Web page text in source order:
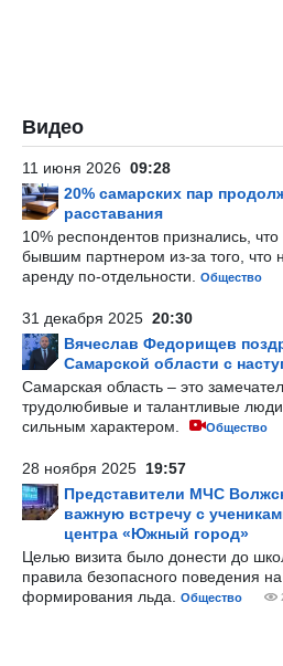
Видео
11 июня 2026 09:28
20% самарских пар
расставания
10% респондентов признались,
бывшим партнером из-за того, что
аренду по-отдельности.
Общество
31 декабря 2025 20:30
Вячеслав Федорищев
Самарской области с
Самарская область – это
трудолюбивые и талантливые
сильным характером.
Общество
28 ноября 2025 19:57
Представители МЧС
важную встречу с
центра «Южный город»
Целью визита было донести до
правила безопасного поведения
формирования льда.
Общество